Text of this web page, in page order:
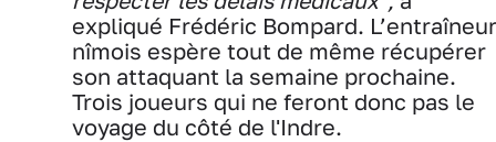
expliqué Frédéric Bompard. L’entraîneur
nîmois espère tout de même récupérer
son attaquant la semaine prochaine.
Trois joueurs qui ne feront donc pas le
voyage du côté de l'Indre.